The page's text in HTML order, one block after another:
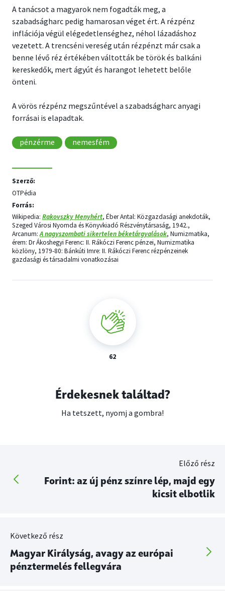
A tanácsot a magyarok nem fogadták meg, a
szabadságharc pedig hamarosan véget ért. A rézpénz
inflációja végül elégedetlenséghez, néhol lázadáshoz
vezetett. A trencséni vereség után rézpénzt már csak a
benne lévő réz értékében váltották be török és balkáni
kereskedők, mert ágyút és harangot lehetett belőle
önteni.
A vörös rézpénz megszűntével a szabadságharc anyagi
forrásai is elapadtak.
pénzérme nemesfém
Szerző:
OTPédia
Forrás:
Wikipedia: Rakovszky Menyhért, Éber Antal: Közgazdasági anekdoták,
Szeged Városi Nyomda és Könyvkiadó Részvénytársaság, 1942.,
Arcanum:A nagyszombati sikertelen béketárgyalások, Numizmatika,
érem: Dr Ákoshegyi Ferenc: II. Rákóczi Ferenc pénzei, Numizmatika
közlöny, 1979-80: Bánkúti Imre: II. Rákóczi Ferenc rézpénzeinek
gazdasági és társadalmi vonatkozásai
Érdekesnek találtad?
Ha tetszett, nyomj a gombra!
62
Előző rész
Forint: az új pénz színre lép, majd egy
kicsit elbotlik
Következő rész
Magyar Királyság, avagy az európai
pénztermelés fellegvára